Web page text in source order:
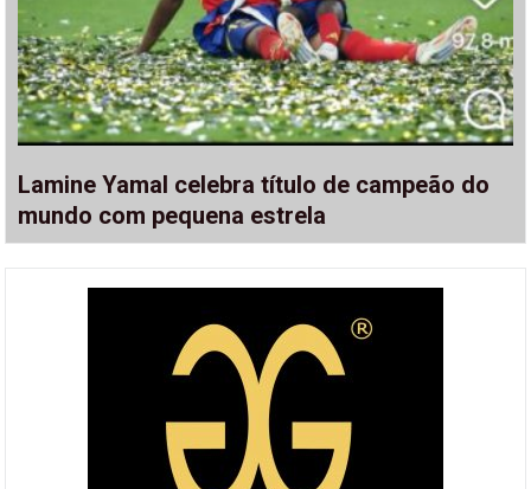
Lamine Yamal celebra título de campeão do
mundo com pequena estrela